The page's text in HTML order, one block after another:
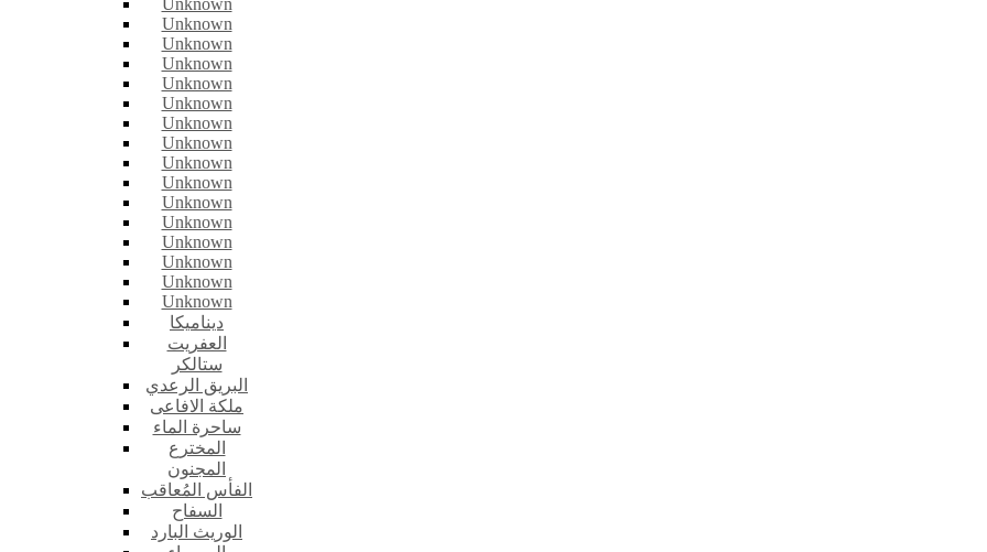
Unknown
Unknown
Unknown
Unknown
Unknown
Unknown
Unknown
Unknown
Unknown
Unknown
Unknown
Unknown
Unknown
Unknown
Unknown
Unknown
ديناميكا
العفريت
ستالكر
البريق الرعدي
ملكة الافاعى
ساحرة الماء
المخترع
المجنون
الفأس المُعاقب
السفاح
الوريث البارد